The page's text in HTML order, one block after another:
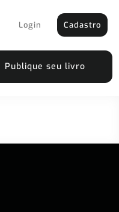
Publique seu livro
Login Cadastro